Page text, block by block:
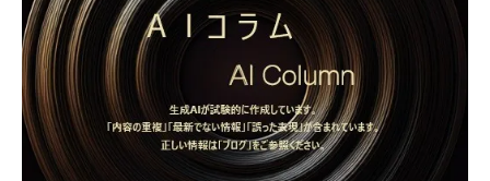
失敗しないための商標申請の進め方
商標カテゴリと地域選定のポイント
商標申請でのよくあるミスと回避法
商標申請成功のためのプロフェッショナル
なアドバイス